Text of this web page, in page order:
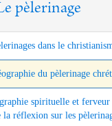
pèlerinage
dans le
du pèlerinage
spirituelle et ferveur
la réflexion sur les